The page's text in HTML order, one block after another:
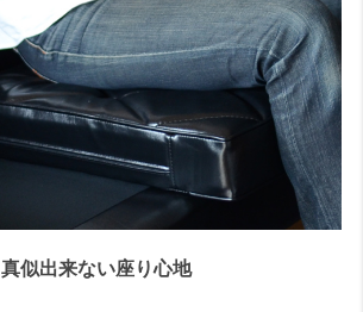
真似出来ない座り心地